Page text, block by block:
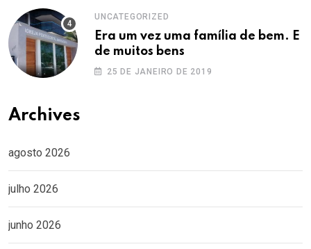
UNCATEGORIZED
Era um vez uma família de bem. E
de muitos bens
25 DE JANEIRO DE 2019
Archives
agosto 2026
julho 2026
junho 2026